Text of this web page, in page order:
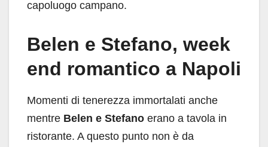
capoluogo campano.
Belen e Stefano, week
end romantico a Napoli
Momenti di tenerezza immortalati anche
mentre Belen e Stefano erano a tavola in
ristorante. A questo punto non è da